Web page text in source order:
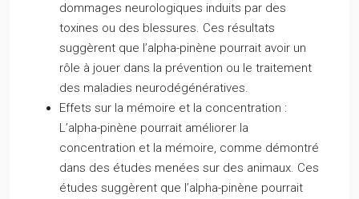
dommages neurologiques induits par des
toxines ou des blessures. Ces résultats
suggèrent que l’alpha-pinène pourrait avoir un
rôle à jouer dans la prévention ou le traitement
des maladies neurodégénératives.
Effets sur la mémoire et la concentration :
L’alpha-pinène pourrait améliorer la
concentration et la mémoire, comme démontré
dans des études menées sur des animaux. Ces
études suggèrent que l’alpha-pinène pourrait